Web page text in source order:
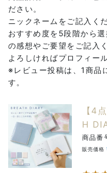
ださい。
ニックネームをご記入く
おすすめ度を5段階から
の感想やご要望をご記入
よろしければプロフィー
※レビュー投稿は、1商品
す。
【4
H
商品番
販売価格